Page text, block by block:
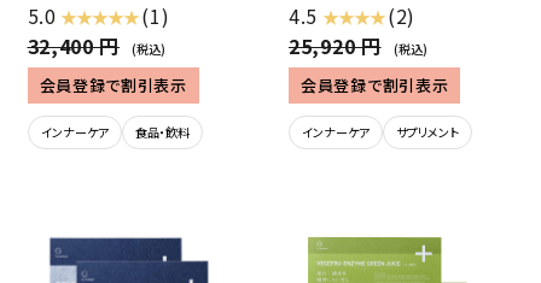
5.0 ★ ★ ★ ★ ★(1)
32,400 円
(税込)
会員登録で割引表示
インナーケア 食品・飲料
4.5 ★ ★ ★ ★(2)
25,920 円
(税込)
会員登録で割引表示
インナーケア サプリメント